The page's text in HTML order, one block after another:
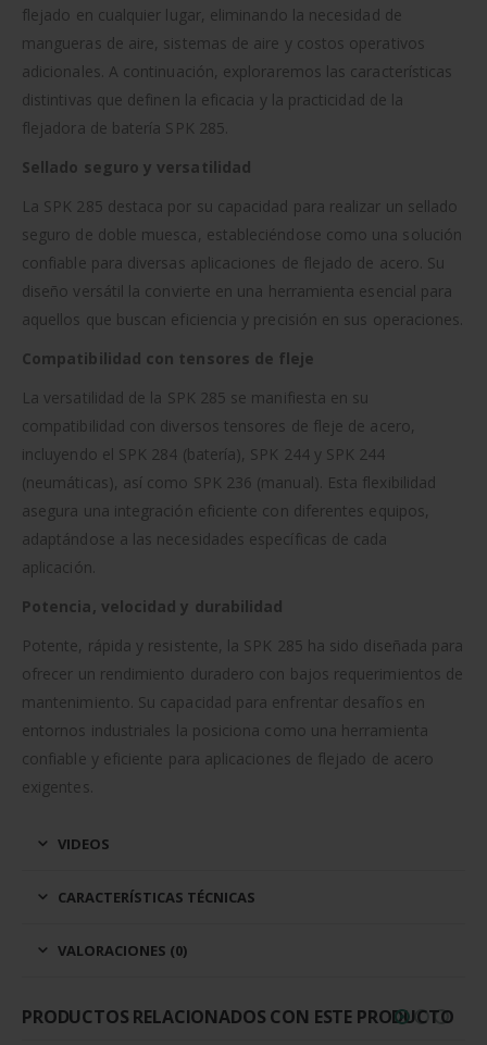
flejado en cualquier lugar, eliminando la necesidad de
mangueras de aire, sistemas de aire y costos operativos
adicionales. A continuación, exploraremos las características
distintivas que definen la eficacia y la practicidad de la
flejadora de batería SPK 285.
Sellado seguro y versatilidad
La SPK 285 destaca por su capacidad para realizar un sellado
seguro de doble muesca, estableciéndose como una solución
confiable para diversas aplicaciones de flejado de acero. Su
diseño versátil la convierte en una herramienta esencial para
aquellos que buscan eficiencia y precisión en sus operaciones.
Compatibilidad con tensores de fleje
La versatilidad de la SPK 285 se manifiesta en su
compatibilidad con diversos tensores de fleje de acero,
incluyendo el SPK 284 (batería), SPK 244 y SPK 244
(neumáticas), así como SPK 236 (manual). Esta flexibilidad
asegura una integración eficiente con diferentes equipos,
adaptándose a las necesidades específicas de cada
aplicación.
Potencia, velocidad y durabilidad
Potente, rápida y resistente, la SPK 285 ha sido diseñada para
ofrecer un rendimiento duradero con bajos requerimientos de
mantenimiento. Su capacidad para enfrentar desafíos en
entornos industriales la posiciona como una herramienta
confiable y eficiente para aplicaciones de flejado de acero
exigentes.
VIDEOS
CARACTERÍSTICAS TÉCNICAS
VALORACIONES (0)
PRODUCTOS RELACIONADOS CON ESTE PRODUCTO